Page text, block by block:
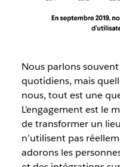
Nous parlons
quotidiens, mais
nous, tout est une
L’engagement est le
de transformer un
n’utilisent pas
adorons les